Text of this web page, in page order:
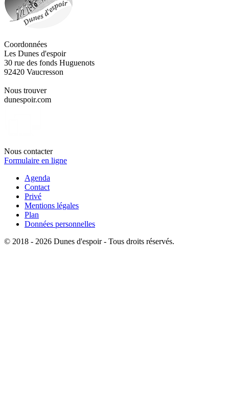
Coordonnées
Les Dunes d'espoir
30 rue des fonds Huguenots
92420 Vaucresson
Nous trouver
dunespoir.com
Nous contacter
Formulaire en ligne
Agenda
Contact
Privé
Mentions légales
Plan
Données personnelles
© 2018 - 2026 Dunes d'espoir - Tous droits réservés.